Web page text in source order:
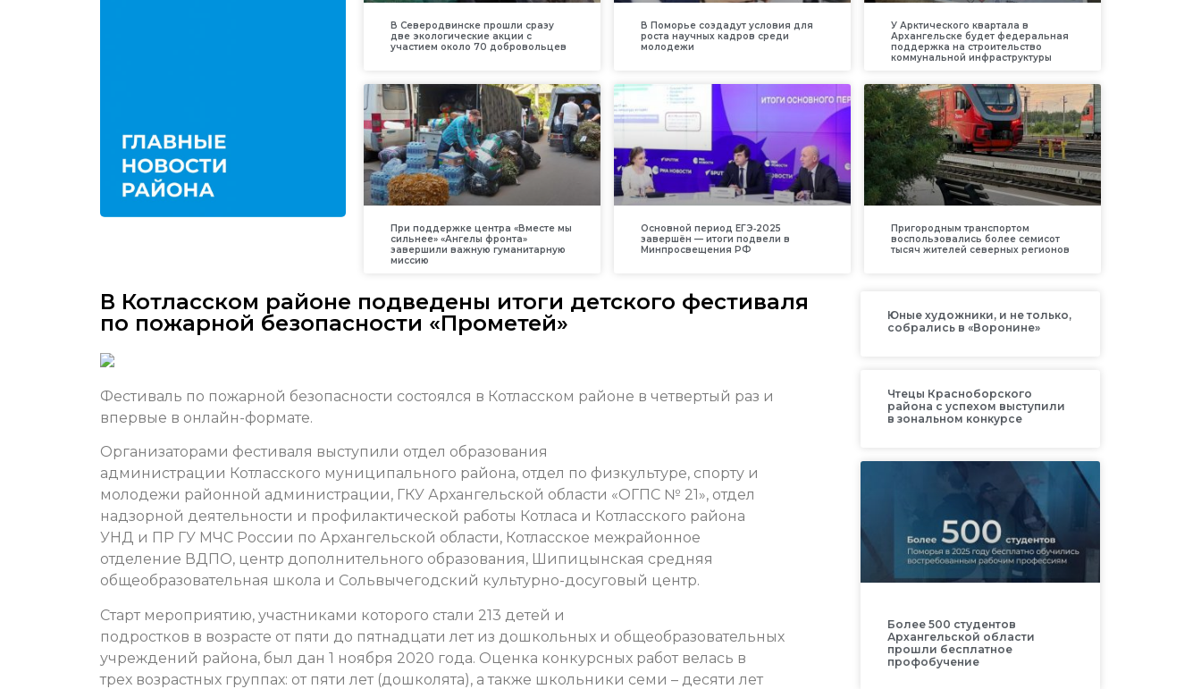
В Северодвинске прошли сразу
две экологические акции с
участием около 70 добровольцев
В Поморье создадут условия для
роста научных кадров среди
молодежи
У Арктического квартала в
Архангельске будет федеральная
поддержка на строительство
коммунальной инфраструктуры
При поддержке центра «Вместе мы
сильнее» «Ангелы фронта»
завершили важную гуманитарную
миссию
Основной период ЕГЭ‑2025
завершён — итоги подвели в
Минпросвещения РФ
Пригородным транспортом
воспользовались более семисот
тысяч жителей северных регионов
В Котласском районе подведены итоги детского фестиваля
по пожарной безопасности «Прометей»
Фестиваль по пожарной безопасности состоялся в Котласском районе в четвертый раз и
впервые в онлайн-формате.
Организаторами фестиваля выступили отдел образования
администрации Котласского муниципального района, отдел по физкультуре, спорту и
молодежи районной администрации, ГКУ Архангельской области «ОГПС № 21», отдел
надзорной деятельности и профилактической работы Котласа и Котласского района
УНД и ПР ГУ МЧС России по Архангельской области, Котласское межрайонное
отделение ВДПО, центр дополнительного образования, Шипицынская средняя
общеобразовательная школа и Сольвычегодский культурно-досуговый центр.
Старт мероприятию, участниками которого стали 213 детей и
подростков в возрасте от пяти до пятнадцати лет из дошкольных и общеобразовательных
учреждений района, был дан 1 ноября 2020 года. Оценка конкурсных работ велась в
трех возрастных группах: от пяти лет (дошколята), а также школьники семи – десяти лет
Юные художники, и не только,
собрались в «Воронине»
Чтецы Красноборского
района с успехом выступили
в зональном конкурсе
Более 500 студентов
Архангельской области
прошли бесплатное
профобучение